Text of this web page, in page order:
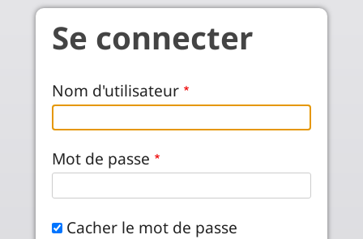
Aller au contenu principal
Se connecter
Nom d'utilisateur
Mot de passe
Cacher le mot de passe